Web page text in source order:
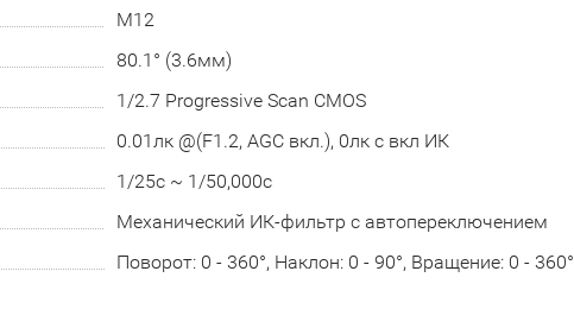
М12
80.1° (3.6мм)
1/2.7 Progressive Scan CMOS
0.01лк @(F1.2, AGC вкл.), 0лк с вкл ИК
1/25с ~ 1/50,000с
Механический ИК-фильтр с автопереключением
Поворот: 0 - 360°, Наклон: 0 - 90°, Вращение: 0 - 360°